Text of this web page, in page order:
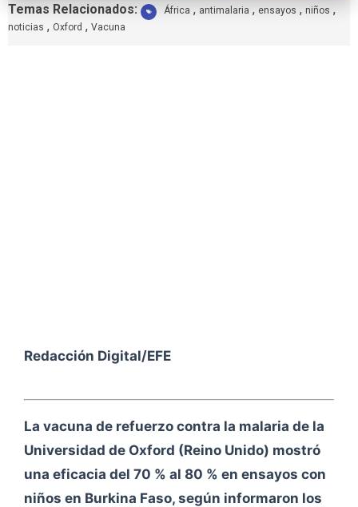
Temas Relacionados: Etiquetas:
África , antimalaria , ensayos , niños ,
noticias , Oxford , Vacuna
Redacción Digital/EFE
La vacuna de refuerzo contra la malaria de la
Universidad de Oxford (Reino Unido) mostró
una eficacia del 70 % al 80 % en ensayos con
niños en Burkina Faso, según informaron los